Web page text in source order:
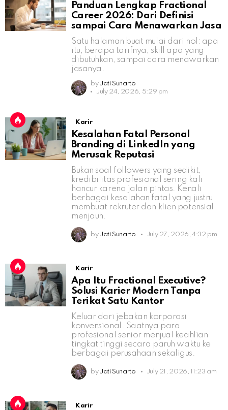
Panduan Lengkap Fractional
Career 2026: Dari Definisi
sampai Cara Menawarkan Jasa
Satu halaman buat mulai dari nol: apa
itu, berapa tarifnya, skill apa yang
dibutuhkan, sampai cara menawarkan
jasanya.
by Jati Sunarto
July 24, 2026, 5:29 pm
Karir
Kesalahan Fatal Personal
Branding di LinkedIn yang
Merusak Reputasi
Bukan soal followers yang sedikit,
kredibilitas profesional sering kali
hancur karena jalan pintas. Kenali
berbagai kesalahan fatal yang justru
membuat rekruter dan klien potensial
menjauh.
by Jati Sunarto July 27, 2026, 4:32 pm
Karir
Apa Itu Fractional Executive?
Solusi Karier Modern Tanpa
Terikat Satu Kantor
Keluar dari jebakan korporasi
konvensional. Saatnya para
profesional senior menjual keahlian
tingkat tinggi secara paruh waktu ke
berbagai perusahaan sekaligus.
by Jati Sunarto July 21, 2026, 11:23 am
Karir